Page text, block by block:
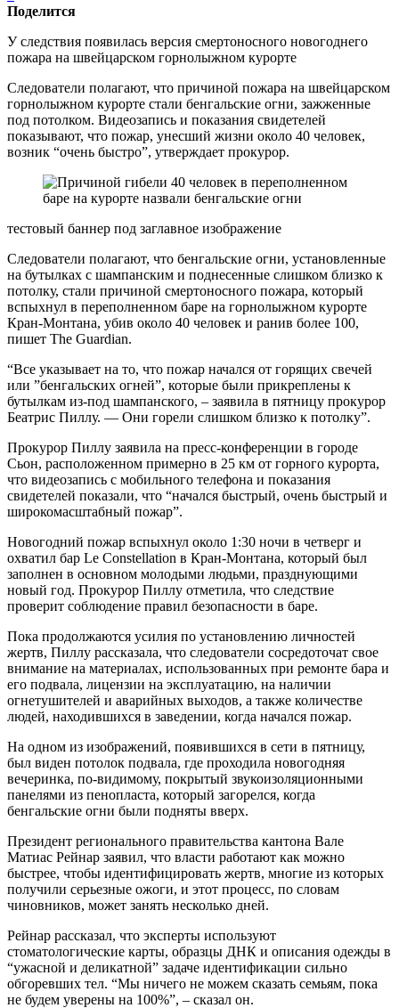
Поделится
У следствия появилась версия смертоносного новогоднего
пожара на швейцарском горнолыжном курорте
Следователи полагают, что причиной пожара на швейцарском
горнолыжном курорте стали бенгальские огни, зажженные
под потолком. Видеозапись и показания свидетелей
показывают, что пожар, унесший жизни около 40 человек,
возник “очень быстро”, утверждает прокурор.
тестовый баннер под заглавное изображение
Следователи полагают, что бенгальские огни, установленные
на бутылках с шампанским и поднесенные слишком близко к
потолку, стали причиной смертоносного пожара, который
вспыхнул в переполненном баре на горнолыжном курорте
Кран-Монтана, убив около 40 человек и ранив более 100,
пишет The Guardian.
“Все указывает на то, что пожар начался от горящих свечей
или ”бенгальских огней”, которые были прикреплены к
бутылкам из-под шампанского, – заявила в пятницу прокурор
Беатрис Пиллу. — Они горели слишком близко к потолку”.
Прокурор Пиллу заявила на пресс-конференции в городе
Сьон, расположенном примерно в 25 км от горного курорта,
что видеозапись с мобильного телефона и показания
свидетелей показали, что “начался быстрый, очень быстрый и
широкомасштабный пожар”.
Новогодний пожар вспыхнул около 1:30 ночи в четверг и
охватил бар Le Constellation в Кран-Монтана, который был
заполнен в основном молодыми людьми, празднующими
новый год. Прокурор Пиллу отметила, что следствие
проверит соблюдение правил безопасности в баре.
Пока продолжаются усилия по установлению личностей
жертв, Пиллу рассказала, что следователи сосредоточат свое
внимание на материалах, использованных при ремонте бара и
его подвала, лицензии на эксплуатацию, на наличии
огнетушителей и аварийных выходов, а также количестве
людей, находившихся в заведении, когда начался пожар.
На одном из изображений, появившихся в сети в пятницу,
был виден потолок подвала, где проходила новогодняя
вечеринка, по-видимому, покрытый звукоизоляционными
панелями из пенопласта, который загорелся, когда
бенгальские огни были подняты вверх.
Президент регионального правительства кантона Вале
Матиас Рейнар заявил, что власти работают как можно
быстрее, чтобы идентифицировать жертв, многие из которых
получили серьезные ожоги, и этот процесс, по словам
чиновников, может занять несколько дней.
Рейнар рассказал, что эксперты используют
стоматологические карты, образцы ДНК и описания одежды в
“ужасной и деликатной” задаче идентификации сильно
обгоревших тел. “Мы ничего не можем сказать семьям, пока
не будем уверены на 100%”, – сказал он.